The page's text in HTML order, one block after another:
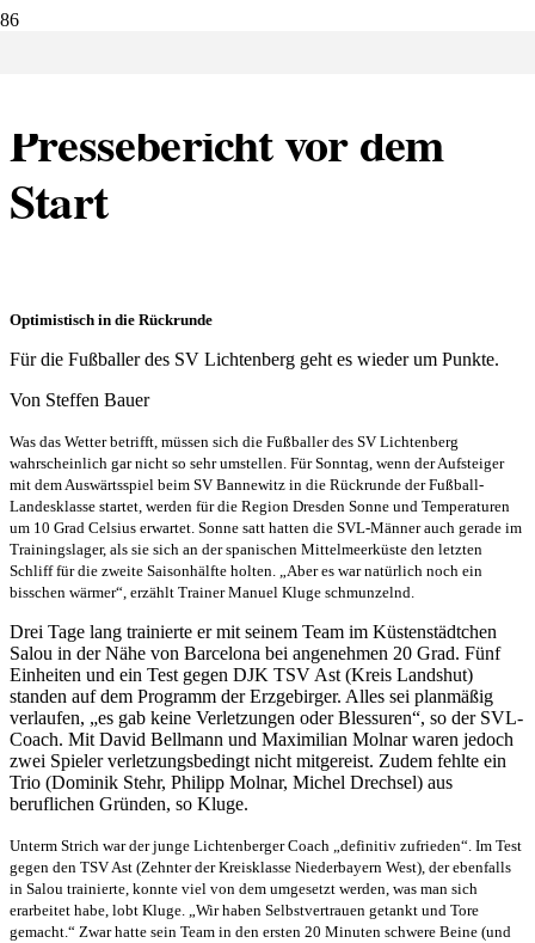
Pressebericht vor dem
Start
Optimistisch in die Rückrunde
Für die Fußballer des SV Lichtenberg geht es wieder um Punkte.
Von Steffen Bauer
Was das Wetter betrifft, müssen sich die Fußballer des SV Lichtenberg
wahrscheinlich gar nicht so sehr umstellen. Für Sonntag, wenn der Aufsteiger
mit dem Auswärtsspiel beim SV Bannewitz in die Rückrunde der Fußball-
Landesklasse startet, werden für die Region Dresden Sonne und Temperaturen
um 10 Grad Celsius erwartet. Sonne satt hatten die SVL-Männer auch gerade im
Trainingslager, als sie sich an der spanischen Mittelmeerküste den letzten
Schliff für die zweite Saisonhälfte holten. „Aber es war natürlich noch ein
bisschen wärmer“, erzählt Trainer Manuel Kluge schmunzelnd.
Drei Tage lang trainierte er mit seinem Team im Küstenstädtchen
Salou in der Nähe von Barcelona bei angenehmen 20 Grad. Fünf
Einheiten und ein Test gegen DJK TSV Ast (Kreis Landshut)
standen auf dem Programm der Erzgebirger. Alles sei planmäßig
verlaufen, „es gab keine Verletzungen oder Blessuren“, so der SVL-
Coach. Mit David Bellmann und Maximilian Molnar waren jedoch
zwei Spieler verletzungsbedingt nicht mitgereist. Zudem fehlte ein
Trio (Dominik Stehr, Philipp Molnar, Michel Drechsel) aus
beruflichen Gründen, so Kluge.
Unterm Strich war der junge Lichtenberger Coach „definitiv zufrieden“. Im Test
gegen den TSV Ast (Zehnter der Kreisklasse Niederbayern West), der ebenfalls
in Salou trainierte, konnte viel von dem umgesetzt werden, was man sich
erarbeitet habe, lobt Kluge. „Wir haben Selbstvertrauen getankt und Tore
gemacht.“ Zwar hatte sein Team in den ersten 20 Minuten schwere Beine (und